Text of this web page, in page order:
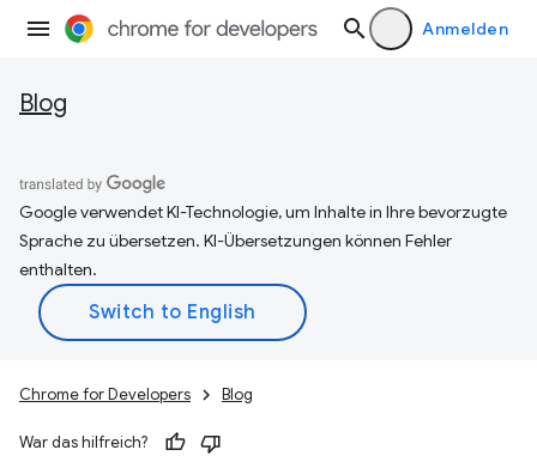
Anmelden
Blog
Google verwendet KI-Technologie, um Inhalte in Ihre bevorzugte
Sprache zu übersetzen. KI-Übersetzungen können Fehler
enthalten.
Chrome for Developers Blog
War das hilfreich?